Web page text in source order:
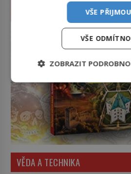
VĚDA A TECHNIKA
VŠE
VŠE
ZOBRAZIT